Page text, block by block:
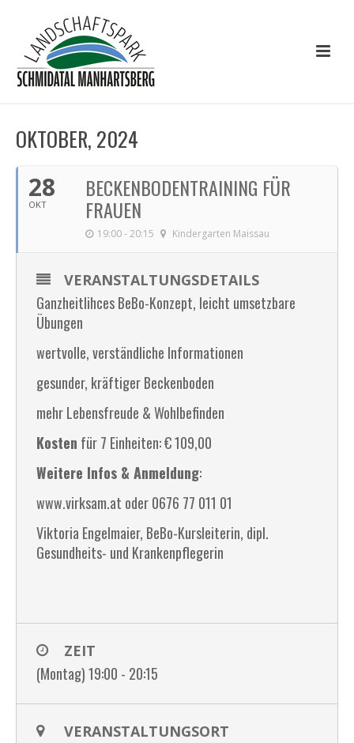
OKTOBER, 2024
28
OKT
BECKENBODENTRAINING FÜR
FRAUEN
19:00 - 20:15 Kindergarten Maissau
VERANSTALTUNGSDETAILS
Ganzheitlihces BeBo-Konzept, leicht umsetzbare
Übungen
wertvolle, verständliche Informationen
gesunder, kräftiger Beckenboden
mehr Lebensfreude & Wohlbefinden
Kosten für 7 Einheiten: € 109,00
Weitere Infos & Anmeldung:
www.virksam.at oder 0676 77 011 01
Viktoria Engelmaier, BeBo-Kursleiterin, dipl.
Gesundheits- und Krankenpflegerin
ZEIT
(Montag) 19:00 - 20:15
VERANSTALTUNGSORT